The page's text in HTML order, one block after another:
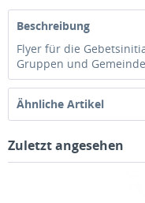
Beschreibung
Flyer für die
Gruppen und
Ähnliche Artikel
Zuletzt angesehen